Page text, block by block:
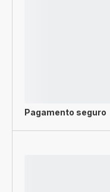
Pagamento seguro